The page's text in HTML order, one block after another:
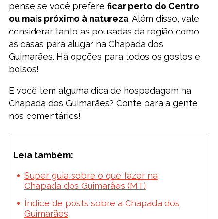
pense se você prefere ficar perto do Centro
ou mais próximo à natureza. Além disso, vale
considerar tanto as pousadas da região como
as casas para alugar na Chapada dos
Guimarães. Há opções para todos os gostos e
bolsos!
E você tem alguma dica de hospedagem na
Chapada dos Guimarães? Conte para a gente
nos comentários!
Leia também:
Super guia sobre o que fazer na
Chapada dos Guimarães (MT)
Índice de posts sobre a Chapada dos
Guimarães